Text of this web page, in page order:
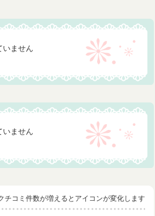
いません
いません
チコミ件数が増えるとアイコンが変化します